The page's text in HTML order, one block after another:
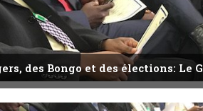
des Bongo et des élections: Le